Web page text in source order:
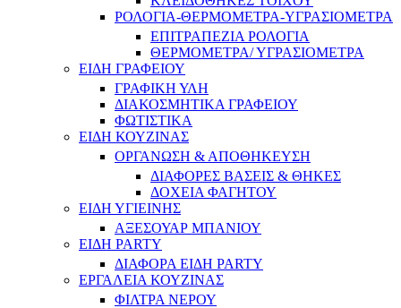
ΡΟΛΟΓΙΑ-ΘΕΡΜΟΜΕΤΡΑ-ΥΓΡΑΣΙΟΜΕΤΡΑ
ΕΠΙΤΡΑΠΕΖΙΑ ΡΟΛΟΓΙΑ
ΘΕΡΜΟΜΕΤΡΑ/ ΥΓΡΑΣΙΟΜΕΤΡΑ
ΕΙΔΗ ΓΡΑΦΕΙΟΥ
ΓΡΑΦΙΚΗ ΥΛΗ
ΔΙΑΚΟΣΜΗΤΙΚΑ ΓΡΑΦΕΙΟΥ
ΦΩΤΙΣΤΙΚΑ
ΕΙΔΗ ΚΟΥΖΙΝΑΣ
ΟΡΓΑΝΩΣΗ & ΑΠΟΘΗΚΕΥΣΗ
ΔΙΑΦΟΡΕΣ ΒΑΣΕΙΣ & ΘΗΚΕΣ
ΔΟΧΕΙΑ ΦΑΓΗΤΟΥ
ΕΙΔΗ ΥΓΙΕΙΝΗΣ
ΑΞΕΣΟΥΑΡ ΜΠΑΝΙΟΥ
ΕΙΔΗ PARTY
ΔΙΑΦΟΡΑ ΕΙΔΗ PARTY
ΕΡΓΑΛΕΙΑ ΚΟΥΖΙΝΑΣ
ΦΙΛΤΡΑ ΝΕΡΟΥ